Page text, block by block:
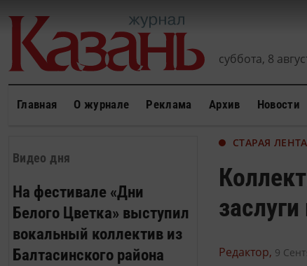
суббота, 8
Главная О журнале Реклама Архив Новости
Видео дня
На фестивале «Дни
Белого Цветка» выступил
вокальный коллектив из
Балтасинского района
СТАРАЯ
Редактор, 9